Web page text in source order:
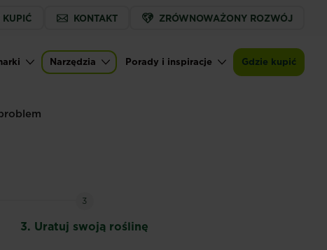
KUPIĆ KONTAKT ZRÓWNOWAŻONY ROZWÓJ
Narzędzia Porady i inspiracje Gdzie kupić
3
3. Uratuj swoją roślinę